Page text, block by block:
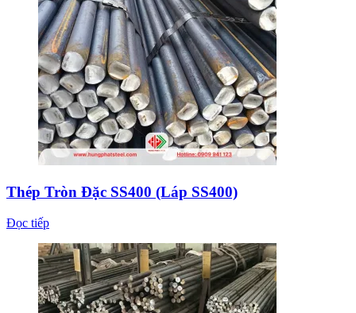
Thép Tròn Đặc SS400 (Láp SS400)
Đọc tiếp